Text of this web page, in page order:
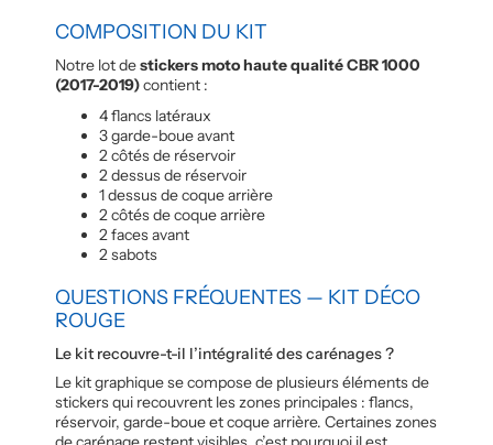
COMPOSITION DU KIT
Notre lot destickers moto haute qualité CBR 1000
(2017-2019)contient :
4 flancs latéraux
3 garde-boue avant
2 côtés de réservoir
2 dessus de réservoir
1 dessus de coque arrière
2 côtés de coque arrière
2 faces avant
2 sabots
QUESTIONS FRÉQUENTES — KIT DÉCO
ROUGE
Le kit recouvre-t-il l’intégralité des carénages ?
Le kit graphique se compose de plusieurs éléments de
stickers qui recouvrent les zones principales : flancs,
réservoir, garde-boue et coque arrière. Certaines zones